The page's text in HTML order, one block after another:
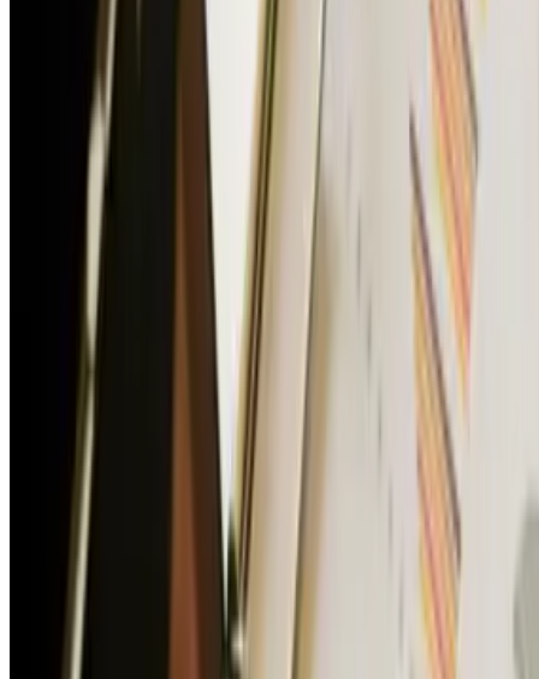
ФСБУ 14/2022
должен характеризоваться актив,
чтобы считаться объектом нематериальных
активов, является его предназначение для
использования организацией в течение периода более
12 месяцев или обычного операционного цикла,
превышающего 12 месяцев. Стандарт
не содержит каких-либо указаний на предмет учета
краткосрочных активов, обладающих всеми
признаками нематериальных активов, кроме
указанного условия о сроке использования.
2️⃣В отличие от ФСБУ 14 его международный аналог
МСФО (IAS) 38 не содержит условия о сроке
использования.
Соответственно, по МСФО
нематериальные активы могут иметь любые сроки
использования, в том числе не превышающие 12
нематериального актива, являющегося результатом
разработок, (п.57 МСФО (IAS) 38) везде
продажа актива, причем исходя из изначального
предназначения актива для продажи. Вместе с тем,
положения МСФО (IAS) 38 о последующей оценке
нематериальных активов сформулированы так, как
если бы не предполагалось их применение в
отношении активов, предназначенных для продажи
или для использования в течение короткого срока.
3️⃣Проблема усугубляется неопределенностью самого